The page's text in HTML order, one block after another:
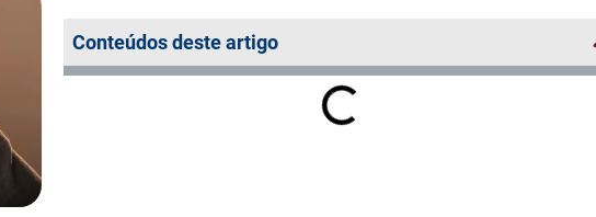
Conteúdos deste artigo